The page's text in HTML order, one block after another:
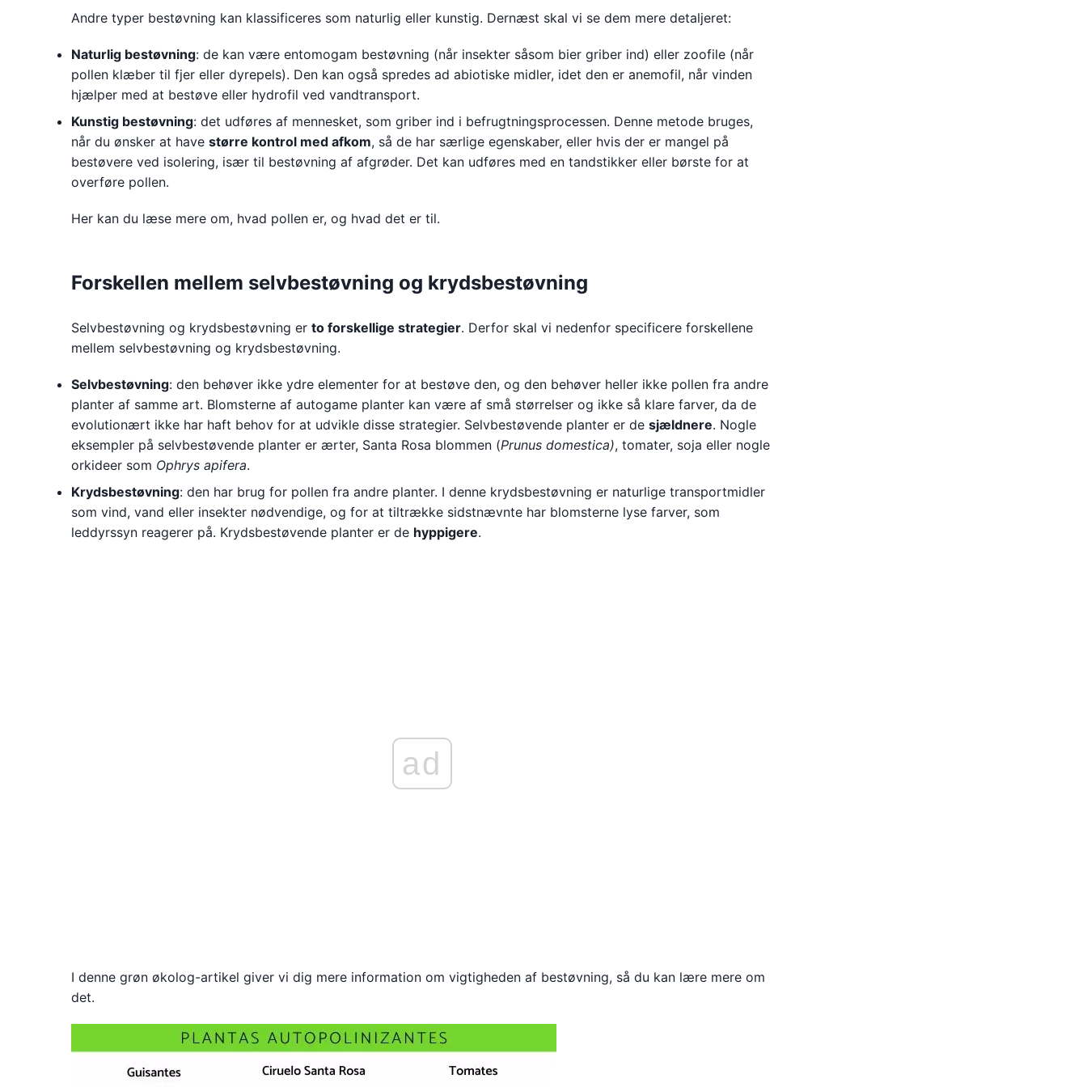
Andre typer bestøvning kan klassificeres som naturlig eller kunstig. Dernæst skal vi se dem mere detaljeret:
Naturlig bestøvning: de kan være entomogam bestøvning (når insekter såsom bier griber ind) eller zoofile (når
pollen klæber til fjer eller dyrepels). Den kan også spredes ad abiotiske midler, idet den er anemofil, når vinden
hjælper med at bestøve eller hydrofil ved vandtransport.
Kunstig bestøvning: det udføres af mennesket, som griber ind i befrugtningsprocessen. Denne metode bruges,
når du ønsker at have større kontrol med afkom, så de har særlige egenskaber, eller hvis der er mangel på
bestøvere ved isolering, især til bestøvning af afgrøder. Det kan udføres med en tandstikker eller børste for at
overføre pollen.
Her kan du læse mere om, hvad pollen er, og hvad det er til.
Forskellen mellem selvbestøvning og krydsbestøvning
Selvbestøvning og krydsbestøvning er to forskellige strategier. Derfor skal vi nedenfor specificere forskellene
mellem selvbestøvning og krydsbestøvning.
Selvbestøvning: den behøver ikke ydre elementer for at bestøve den, og den behøver heller ikke pollen fra andre
planter af samme art. Blomsterne af autogame planter kan være af små størrelser og ikke så klare farver, da de
evolutionært ikke har haft behov for at udvikle disse strategier. Selvbestøvende planter er de sjældnere. Nogle
eksempler på selvbestøvende planter er ærter, Santa Rosa blommen (Prunus domestica), tomater, soja eller nogle
orkideer som Ophrys apifera.
Krydsbestøvning: den har brug for pollen fra andre planter. I denne krydsbestøvning er naturlige transportmidler
som vind, vand eller insekter nødvendige, og for at tiltrække sidstnævnte har blomsterne lyse farver, som
leddyrssyn reagerer på. Krydsbestøvende planter er de hyppigere.
ad
I denne grøn økolog-artikel giver vi dig mere information om vigtigheden af bestøvning, så du kan lære mere om
det.